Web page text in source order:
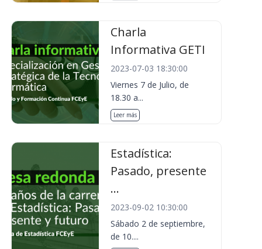
Charla
Informativa GETI
2023-07-03 18:30:00
Viernes 7 de Julio, de
18.30 a...
Leer más
Estadística:
Pasado, presente
...
2023-09-02 10:30:00
Sábado 2 de septiembre,
de 10....